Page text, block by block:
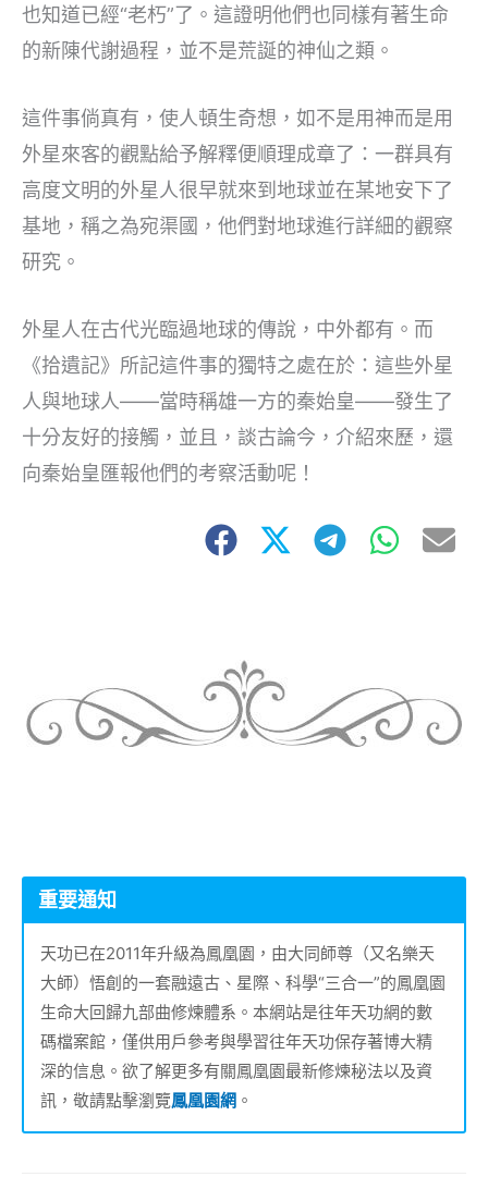
也知道已經“老朽”了。這證明他們也同樣有著生命
的新陳代謝過程，並不是荒誕的神仙之類。
這件事倘真有，使人頓生奇想，如不是用神而是用
外星來客的觀點給予解釋便順理成章了：一群具有
高度文明的外星人很早就來到地球並在某地安下了
基地，稱之為宛渠國，他們對地球進行詳細的觀察
研究。
外星人在古代光臨過地球的傳說，中外都有。而
《拾遺記》所記這件事的獨特之處在於：這些外星
人與地球人——當時稱雄一方的秦始皇——發生了
十分友好的接觸，並且，談古論今，介紹來歷，還
向秦始皇匯報他們的考察活動呢！
重要通知
天功已在2011年升級為鳳凰園，由大同師尊（又名樂天
大師）悟創的一套融遠古、星際、科學“三合一”的鳳凰園
生命大回歸九部曲修煉體系。本網站是往年天功網的數
碼檔案館，僅供用戶參考與學習往年天功保存著博大精
深的信息。欲了解更多有關鳳凰園最新修煉秘法以及資
訊，敬請點擊瀏覽鳳凰園網 。